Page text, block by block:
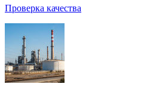
Проверка качества